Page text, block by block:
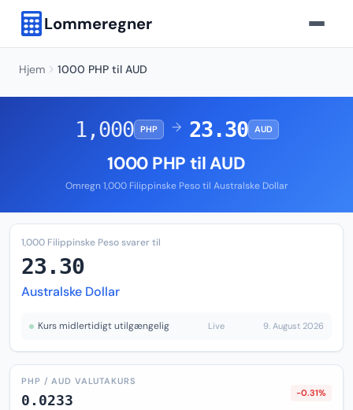
Lommeregner
Hjem 1000 PHP til AUD
1,000 PHP → 23.30 AUD
1000 PHP til AUD
Omregn 1,000 Filippinske Peso til Australske Dollar
1,000 Filippinske Peso svarer til
23.30
Australske Dollar
Kurs midlertidigt utilgængelig Live 9. August 2026
PHP / AUD VALUTAKURS
0.0233 -0.31%